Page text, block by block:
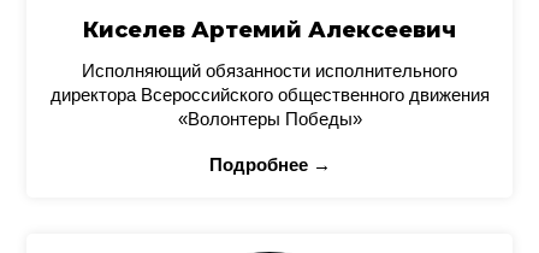
Киселев Артемий Алексеевич
Исполняющий обязанности исполнительного
директора Всероссийского общественного движения
«Волонтеры Победы»
Подробнее →